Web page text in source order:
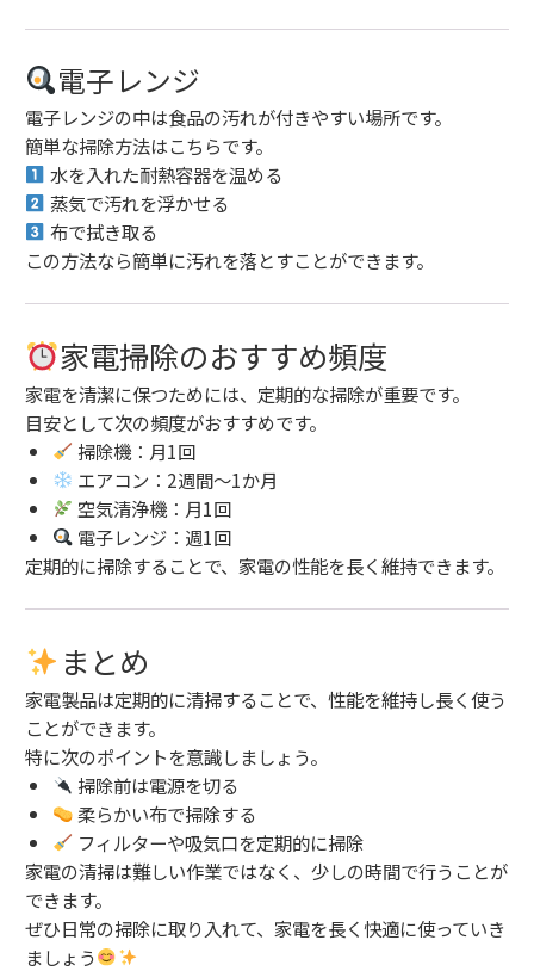
電子レンジ
電子レンジの中は食品の汚れが付きやすい場所です。
簡単な掃除方法はこちらです。
水を入れた耐熱容器を温める
蒸気で汚れを浮かせる
布で拭き取る
この方法なら簡単に汚れを落とすことができます。
家電掃除のおすすめ頻度
家電を清潔に保つためには、定期的な掃除が重要です。
目安として次の頻度がおすすめです。
掃除機：月1回
エアコン：2週間〜1か月
空気清浄機：月1回
電子レンジ：週1回
定期的に掃除することで、家電の性能を長く維持できます。
まとめ
家電製品は定期的に清掃することで、性能を維持し長く使う
ことができます。
特に次のポイントを意識しましょう。
掃除前は電源を切る
柔らかい布で掃除する
フィルターや吸気口を定期的に掃除
家電の清掃は難しい作業ではなく、少しの時間で行うことが
できます。
ぜひ日常の掃除に取り入れて、家電を長く快適に使っていき
ましょう